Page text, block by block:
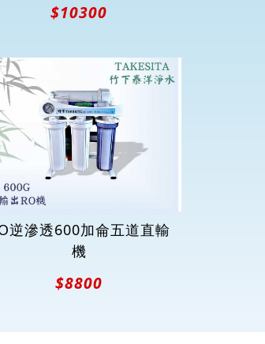
$10300
逆滲透600加侖五道直輸
機
$8800